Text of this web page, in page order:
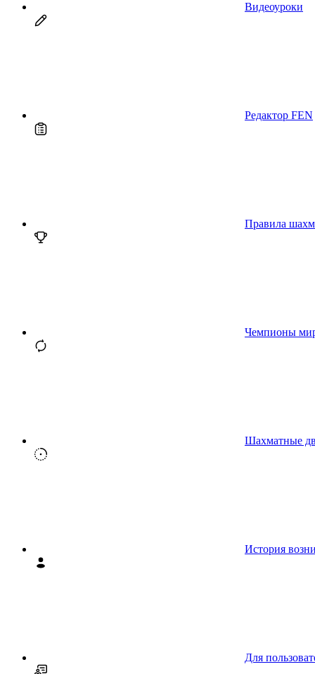
Видеоуроки
Редактор FEN
Правила
Чемпионы
Шахматные
История
Для